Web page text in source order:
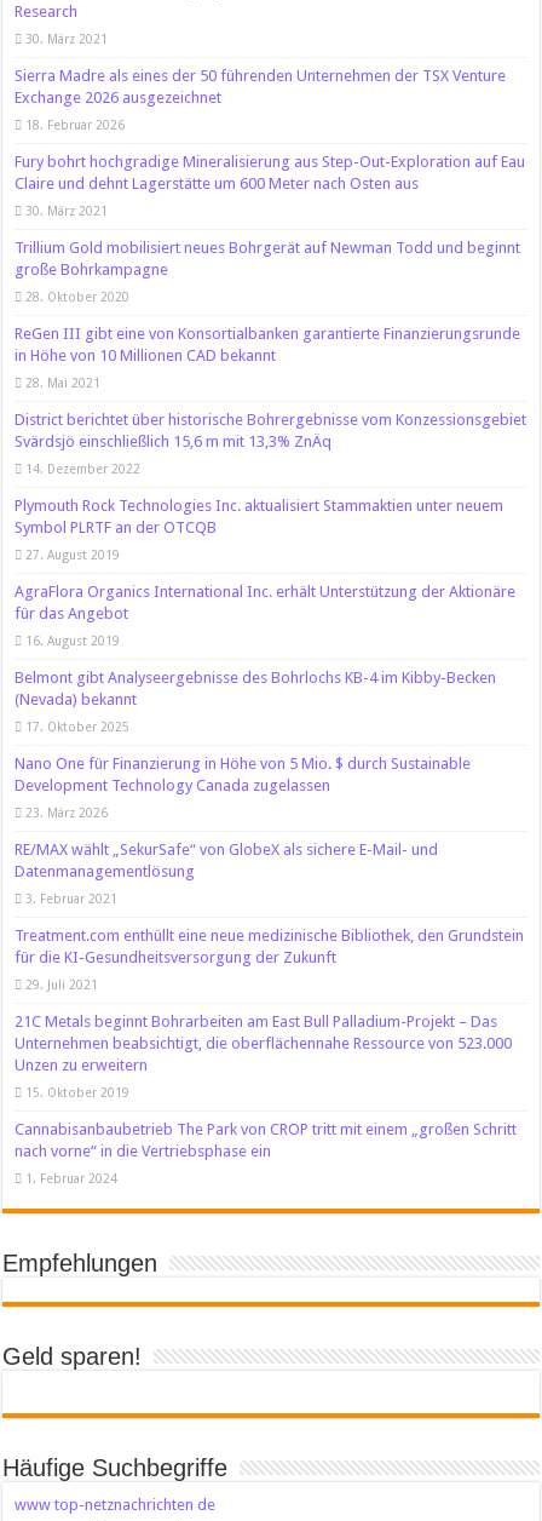
Research
30. März 2021
Sierra Madre als eines der 50 führenden Unternehmen der TSX Venture
Exchange 2026 ausgezeichnet
18. Februar 2026
Fury bohrt hochgradige Mineralisierung aus Step-Out-Exploration auf Eau
Claire und dehnt Lagerstätte um 600 Meter nach Osten aus
30. März 2021
Trillium Gold mobilisiert neues Bohrgerät auf Newman Todd und beginnt
große Bohrkampagne
28. Oktober 2020
ReGen III gibt eine von Konsortialbanken garantierte Finanzierungsrunde
in Höhe von 10 Millionen CAD bekannt
28. Mai 2021
District berichtet über historische Bohrergebnisse vom Konzessionsgebiet
Svärdsjö einschließlich 15,6 m mit 13,3% ZnÄq
14. Dezember 2022
Plymouth Rock Technologies Inc. aktualisiert Stammaktien unter neuem
Symbol PLRTF an der OTCQB
27. August 2019
AgraFlora Organics International Inc. erhält Unterstützung der Aktionäre
für das Angebot
16. August 2019
Belmont gibt Analyseergebnisse des Bohrlochs KB-4 im Kibby-Becken
(Nevada) bekannt
17. Oktober 2025
Nano One für Finanzierung in Höhe von 5 Mio. $ durch Sustainable
Development Technology Canada zugelassen
23. März 2026
RE/MAX wählt „SekurSafe“ von GlobeX als sichere E-Mail- und
Datenmanagementlösung
3. Februar 2021
Treatment.com enthüllt eine neue medizinische Bibliothek, den Grundstein
für die KI-Gesundheitsversorgung der Zukunft
29. Juli 2021
21C Metals beginnt Bohrarbeiten am East Bull Palladium-Projekt – Das
Unternehmen beabsichtigt, die oberflächennahe Ressource von 523.000
Unzen zu erweitern
15. Oktober 2019
Cannabisanbaubetrieb The Park von CROP tritt mit einem „großen Schritt
nach vorne“ in die Vertriebsphase ein
1. Februar 2024
Empfehlungen
Geld sparen!
Häufige Suchbegriffe
www top-netznachrichten de